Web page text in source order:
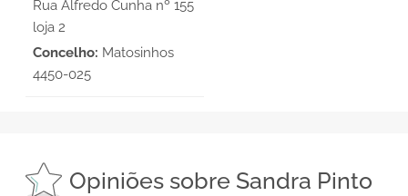
Rua Alfredo Cunha nº 155
loja 2
Concelho: Matosinhos
4450-025
Opiniões sobre Sandra Pinto